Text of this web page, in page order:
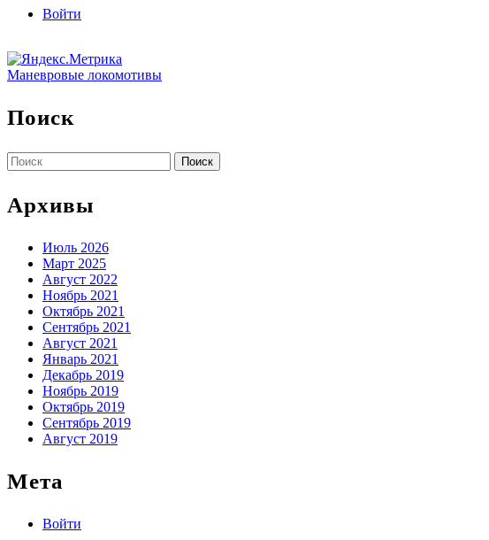
Войти
Маневровые локомотивы
Поиск
Найти:
Архивы
Июль 2026
Март 2025
Август 2022
Ноябрь 2021
Октябрь 2021
Сентябрь 2021
Август 2021
Январь 2021
Декабрь 2019
Ноябрь 2019
Октябрь 2019
Сентябрь 2019
Август 2019
Мета
Войти